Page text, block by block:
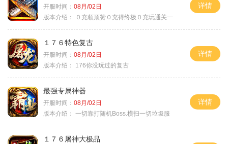
开服时间： 08月/02日
版本介绍：
０充领顶赞０充得终极０充玩通关一
详情
１７６特色复古
开服时间： 08月/02日
版本介绍：
176你没玩过的复古
详情
最强专属神器
开服时间： 08月/02日
版本介绍： 一切靠打随机Boss.横扫一切垃圾服
详情
１７６屠神大极品